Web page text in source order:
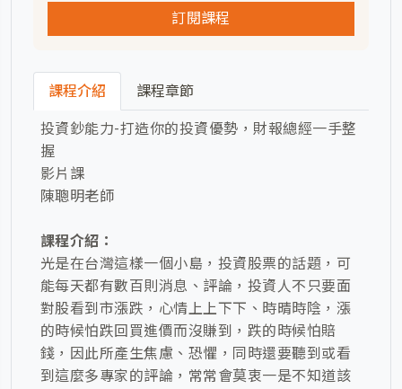
訂閱課程
課程介紹 課程章節
投資鈔能力-打造你的投資優勢，財報總經一手整
握
影片課
陳聰明老師
課程介紹：
光是在台灣這樣一個小島，投資股票的話題，可
能每天都有數百則消息、評論，投資人不只要面
對股看到市漲跌，心情上上下下、時晴時陰，漲
的時候怕跌回買進價而沒賺到，跌的時候怕賠
錢，因此所產生焦慮、恐懼，同時還要聽到或看
到這麼多專家的評論，常常會莫衷一是不知道該